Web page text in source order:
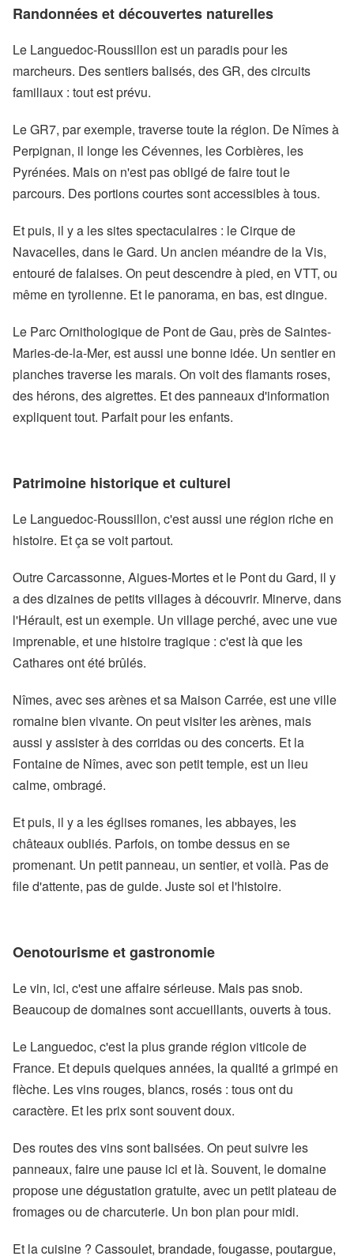
Randonnées et découvertes naturelles
Le Languedoc-Roussillon est un paradis pour les
marcheurs. Des sentiers balisés, des GR, des circuits
familiaux : tout est prévu.
Le GR7, par exemple, traverse toute la région. De Nîmes à
Perpignan, il longe les Cévennes, les Corbières, les
Pyrénées. Mais on n'est pas obligé de faire tout le
parcours. Des portions courtes sont accessibles à tous.
Et puis, il y a les sites spectaculaires : le Cirque de
Navacelles, dans le Gard. Un ancien méandre de la Vis,
entouré de falaises. On peut descendre à pied, en VTT, ou
même en tyrolienne. Et le panorama, en bas, est dingue.
Le Parc Ornithologique de Pont de Gau, près de Saintes-
Maries-de-la-Mer, est aussi une bonne idée. Un sentier en
planches traverse les marais. On voit des flamants roses,
des hérons, des aigrettes. Et des panneaux d'information
expliquent tout. Parfait pour les enfants.
Patrimoine historique et culturel
Le Languedoc-Roussillon, c'est aussi une région riche en
histoire. Et ça se voit partout.
Outre Carcassonne, Aigues-Mortes et le Pont du Gard, il y
a des dizaines de petits villages à découvrir. Minerve, dans
l'Hérault, est un exemple. Un village perché, avec une vue
imprenable, et une histoire tragique : c'est là que les
Cathares ont été brûlés.
Nîmes, avec ses arènes et sa Maison Carrée, est une ville
romaine bien vivante. On peut visiter les arènes, mais
aussi y assister à des corridas ou des concerts. Et la
Fontaine de Nîmes, avec son petit temple, est un lieu
calme, ombragé.
Et puis, il y a les églises romanes, les abbayes, les
châteaux oubliés. Parfois, on tombe dessus en se
promenant. Un petit panneau, un sentier, et voilà. Pas de
file d'attente, pas de guide. Juste soi et l'histoire.
Oenotourisme et gastronomie
Le vin, ici, c'est une affaire sérieuse. Mais pas snob.
Beaucoup de domaines sont accueillants, ouverts à tous.
Le Languedoc, c'est la plus grande région viticole de
France. Et depuis quelques années, la qualité a grimpé en
flèche. Les vins rouges, blancs, rosés : tous ont du
caractère. Et les prix sont souvent doux.
Des routes des vins sont balisées. On peut suivre les
panneaux, faire une pause ici et là. Souvent, le domaine
propose une dégustation gratuite, avec un petit plateau de
fromages ou de charcuterie. Un bon plan pour midi.
Et la cuisine ? Cassoulet, brandade, fougasse, poutargue,